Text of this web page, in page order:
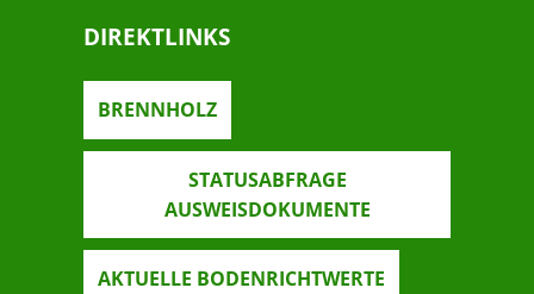
DIREKTLINKS
BRENNHOLZ
STATUSABFRAGE
AUSWEISDOKUMENTE
AKTUELLE BODENRICHTWERTE